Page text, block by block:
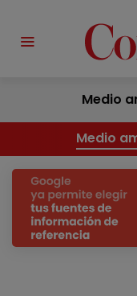
Medio
Medio